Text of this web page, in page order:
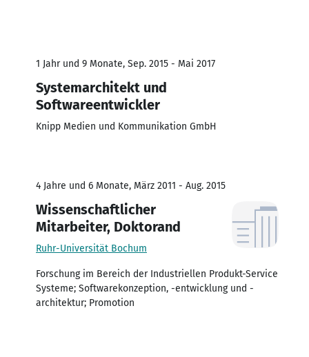
1 Jahr und 9 Monate, Sep. 2015 - Mai 2017
Systemarchitekt und
Softwareentwickler
Knipp Medien und Kommunikation GmbH
4 Jahre und 6 Monate, März 2011 - Aug. 2015
Wissenschaftlicher
Mitarbeiter, Doktorand
Ruhr-Universität Bochum
Forschung im Bereich der Industriellen Produkt-Service
Systeme; Softwarekonzeption, -entwicklung und -
architektur; Promotion